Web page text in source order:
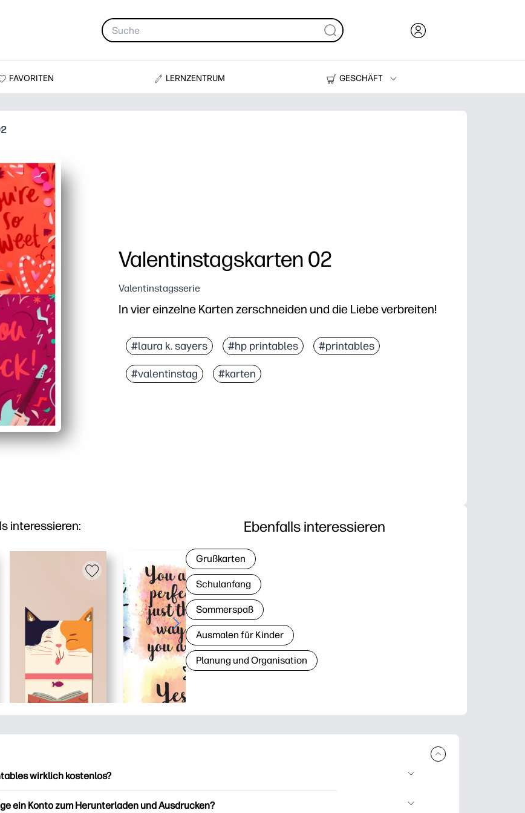
FAVORITEN LERNZENTRUM
GESCHÄFT
Drucker
Valentinstagskarten 02
Valentinstagsserie
In vier einzelne Karten zerschneiden und die Liebe verbreiten!
#laura k. sayers #hp printables #printables
#valentinstag #karten
interessieren: Ebenfalls interessieren
Grußkarten
Schulanfang
Sommerspaß
Ausmalen für Kinder
Planung und Organisation
wirklich kostenlos?
ein Konto zum Herunterladen und Ausdrucken?